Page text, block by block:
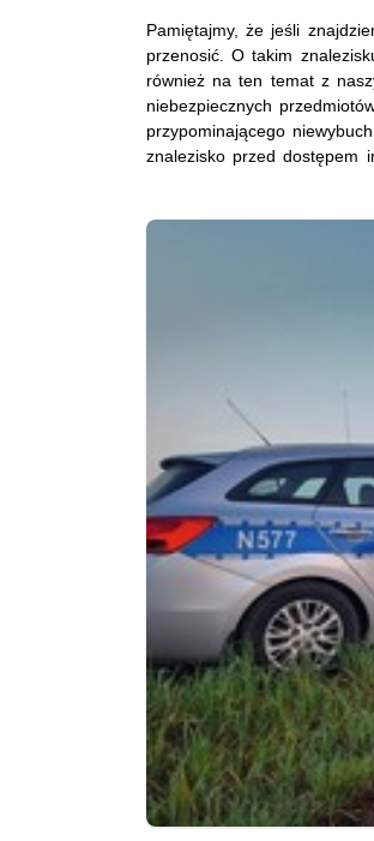
Pamiętajmy, że jeśli
przenosić. O takim
również na ten temat z
niebezpiecznych
przypominającego
znalezisko przed dostępem